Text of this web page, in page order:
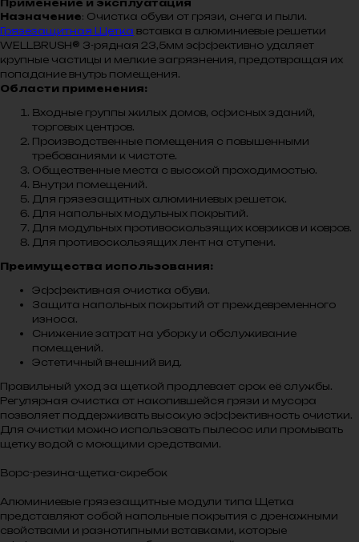
Применение и эксплуатация
Назначение: Очистка обуви от грязи, снега и пыли.
Грязезащитная Щетка вставка в алюминиевые решетки
WELLBRUSH® 3-рядная 23,5мм эффективно удаляет
крупные частицы и мелкие загрязнения, предотвращая их
попадание внутрь помещения.
Области применения:
Входные группы жилых домов, офисных зданий,
торговых центров.
Производственные помещения с повышенными
требованиями к чистоте.
Общественные места с высокой проходимостью.
Внутри помещений.
Для грязезащитных алюминиевых решеток.
Для напольных модульных покрытий.
Для модульных противоскользящих ковриков и ковров.
Для противоскользящих лент на ступени.
Преимущества использования:
Эффективная очистка обуви.
Защита напольных покрытий от преждевременного
износа.
Снижение затрат на уборку и обслуживание
помещений.
Эстетичный внешний вид.
Правильный уход за щеткой продлевает срок её службы.
Регулярная очистка от накопившейся грязи и мусора
позволяет поддерживать высокую эффективность очистки.
Для очистки можно использовать пылесос или промывать
щетку водой с моющими средствами.
Ворс-резина-щетка-скребок
Алюминиевые грязезащитные модули типа Щетка
представляют собой напольные покрытия с дренажными
свойствами и разнотипными вставками, которые